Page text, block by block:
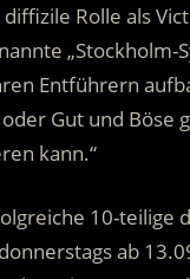
Rolle als
Entführern
Gut und
kann.“
10-teilige
ab